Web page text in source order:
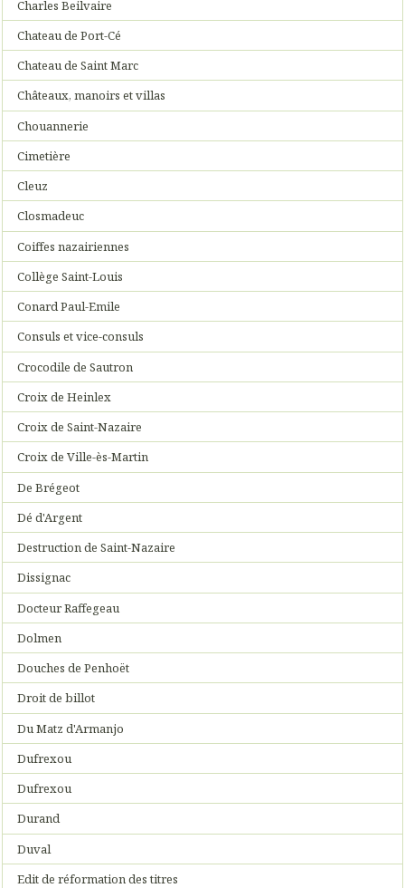
Charles Beilvaire
Chateau de Port-Cé
Chateau de Saint Marc
Châteaux, manoirs et villas
Chouannerie
Cimetière
Cleuz
Closmadeuc
Coiffes nazairiennes
Collège Saint-Louis
Conard Paul-Emile
Consuls et vice-consuls
Crocodile de Sautron
Croix de Heinlex
Croix de Saint-Nazaire
Croix de Ville-ès-Martin
De Brégeot
Dé d'Argent
Destruction de Saint-Nazaire
Dissignac
Docteur Raffegeau
Dolmen
Douches de Penhoët
Droit de billot
Du Matz d'Armanjo
Dufrexou
Dufrexou
Durand
Duval
Edit de réformation des titres